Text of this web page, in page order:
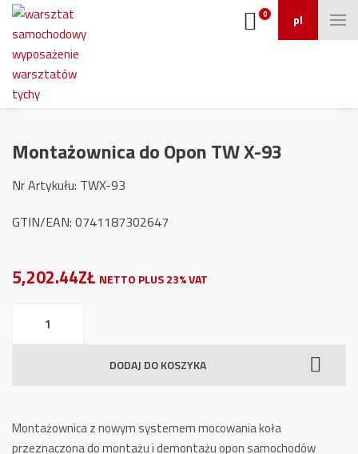
pl
0
Montażownica do Opon TW X-93
Nr Artykułu: TWX-93
GTIN/EAN: 0741187302647
5,202.44ZŁ NETTO PLUS 23% VAT
Montażownica
93
DODAJ DO KOSZYKA
Montażownica z nowym systemem mocowania koła
przeznaczona do montażu i demontażu opon samochodów